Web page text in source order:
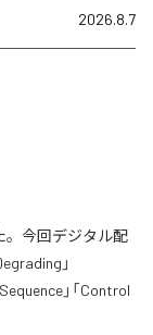
2026.8.7
。今回デジタル配
」
」「Control